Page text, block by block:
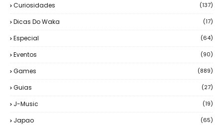
Curiosidades (137)
Dicas Do Waka (17)
Especial (64)
Eventos (90)
Games (889)
Guias (27)
J-Music (19)
Japao (65)